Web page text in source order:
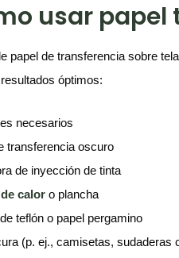
usar papel
papel de transferencia sobre
óptimos:
necesarios
transferencia oscuro
de inyección de tinta
de calor o plancha
teflón o papel pergamino
(p. ej., camisetas, sudaderas